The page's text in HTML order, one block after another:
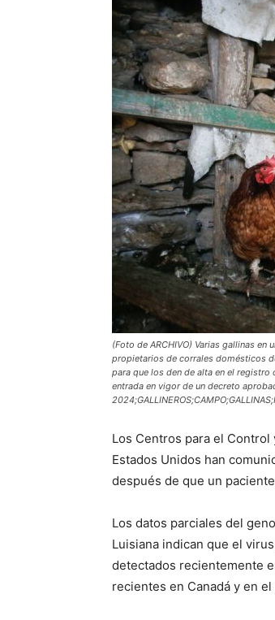
(Foto de ARCHIVO) Varias gallinas
propietarios de corrales domésticos
para que los den de alta en el
entrada en vigor de un decreto
Los Centros para el
Estados Unidos han
después de que un
Los datos parciales del
Luisiana indican que el
detectados recientemente
recientes en Canadá y en